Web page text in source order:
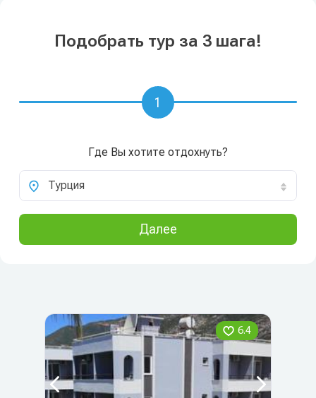
Подобрать тур за 3 шага!
Где Вы хотите отдохнуть?
Турция
Далее
1
6.4